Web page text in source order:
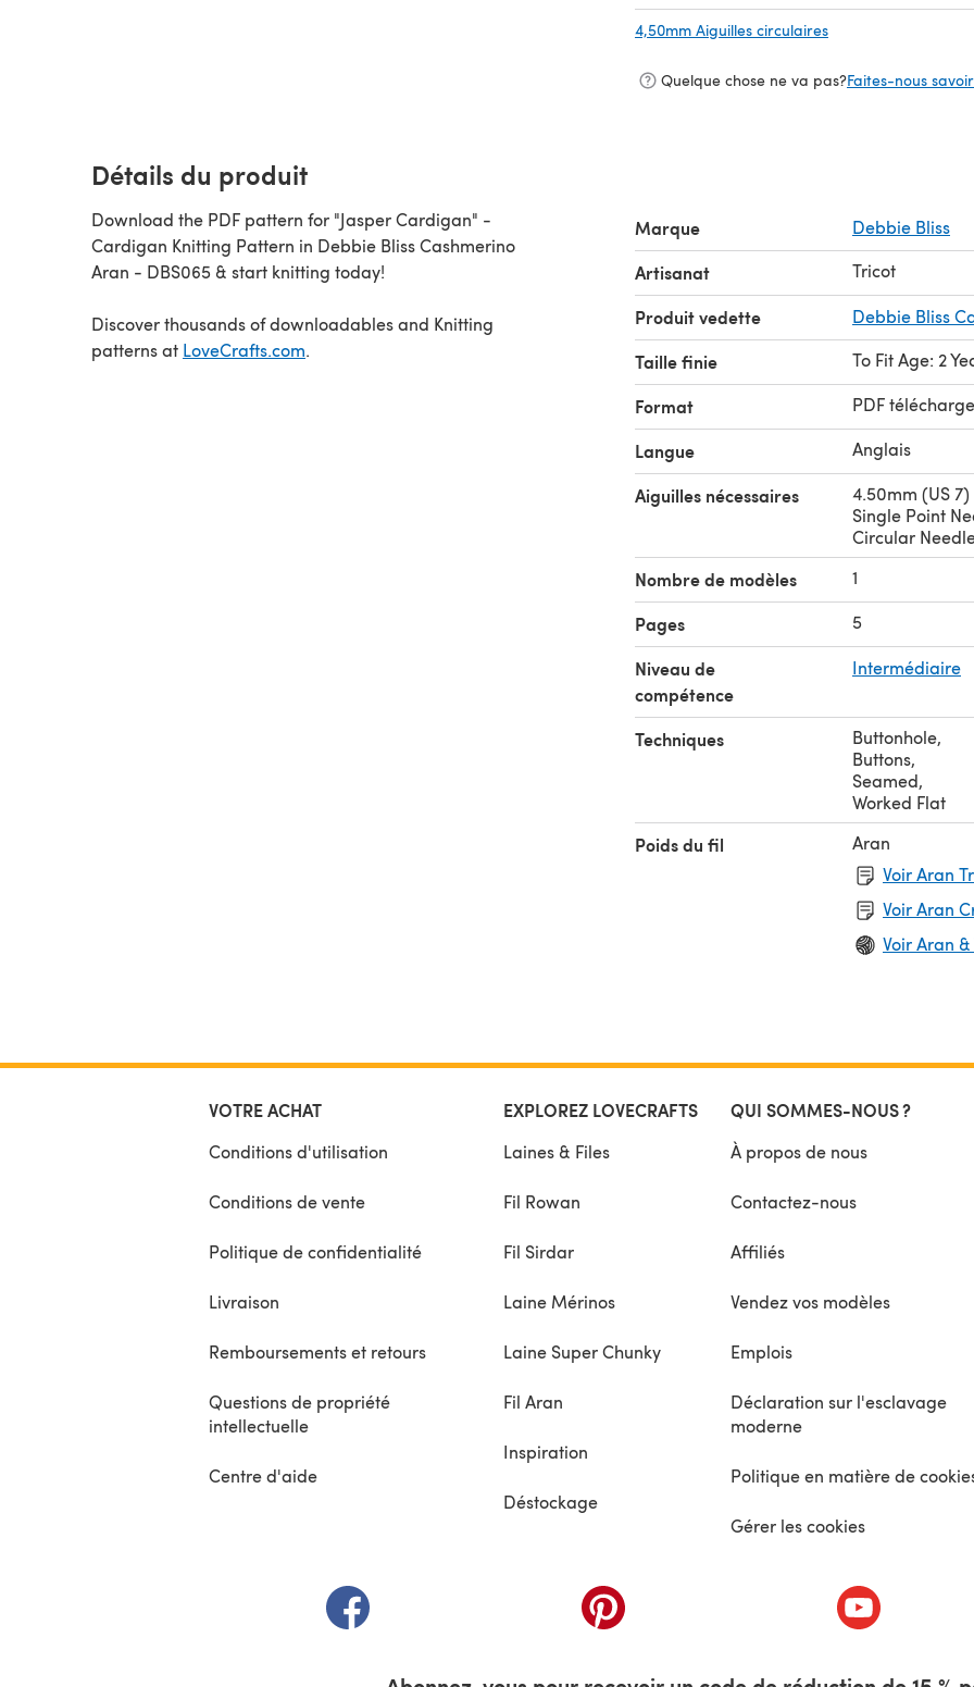
4,50mm Aiguilles circulaires
Quelque chose ne va pas?Faites-nous
Détails du produit
Download the PDF pattern for "Jasper Cardigan" -
Cardigan Knitting Pattern in Debbie Bliss Cashmerino
Aran - DBS065 & start knitting today!
Discover thousands of downloadables and Knitting
patterns at LoveCrafts.com.
Marque Debbie Bliss
Artisanat Tricot
Produit vedette Debbie Bliss
Taille finie To Fit Age: 2
Format PDF
Langue Anglais
Aiguilles nécessaires
4.50mm (US
Single Point
Circular
Nombre de modèles 1
Pages 5
Niveau de
compétence
Intermédiaire
Techniques Buttonhole,
Buttons,
Seamed,
Worked Flat
Poids du fil
Aran
Voir Aran
Voir Aran
Voir Aran
VOTRE ACHAT
Conditions d'utilisation
Conditions de vente
Politique de confidentialité
Livraison
Remboursements et retours
Questions de propriété
intellectuelle
Centre d'aide
EXPLOREZ LOVECRAFTS
Laines & Files
Fil Rowan
Fil Sirdar
Laine Mérinos
Laine Super Chunky
Fil Aran
Inspiration
Déstockage
QUI SOMMES-NOUS ?
À propos de nous
Contactez-nous
Affiliés
Vendez vos modèles
Emplois
Déclaration sur l'esclavage
moderne
Politique en matière de
Gérer les cookies
(s'ouvre dans un nouvel onglet) (s'ouvre dans un nouvel onglet) (s'ouvre dans